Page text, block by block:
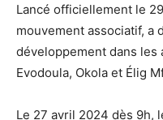
Lancé officiellement le
mouvement associatif, a
développement dans les
Evodoula, Okola et Élig
Le 27 avril 2024 dès 9h,